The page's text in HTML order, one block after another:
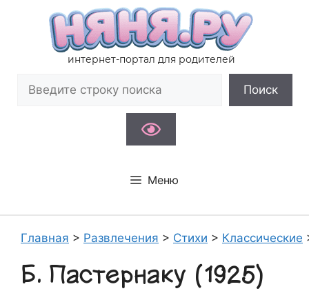
содержимому
интернет-портал для родителей
Поиск
Меню
Главная > Развлечения > Стихи > Классические
Б. Пастернаку (1925)